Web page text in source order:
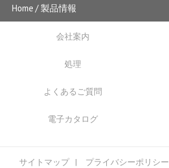
Home 製品情報
会社案内
処理
よくあるご質問
電子カタログ
サイトマップ プライバシーポリシー